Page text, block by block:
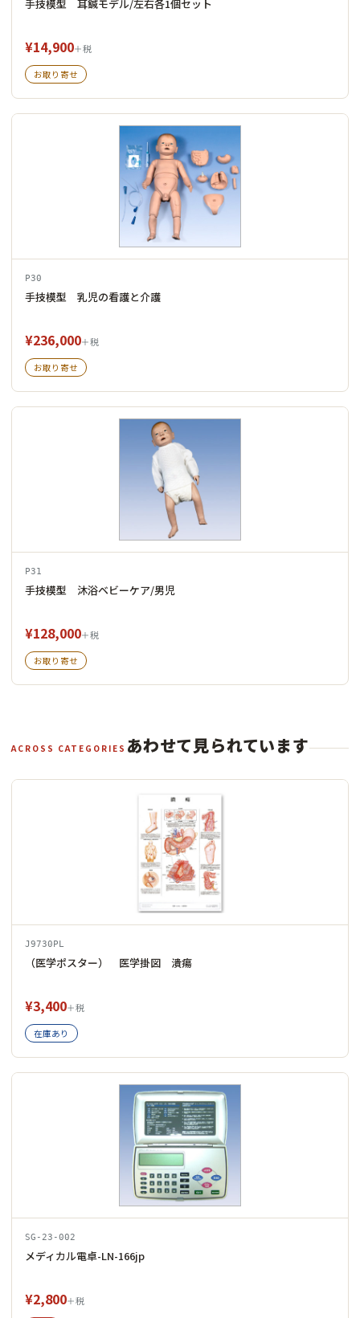
手技模型 耳鍼モデル/左右各1個セット
¥14,900＋税
お取り寄せ
P30
手技模型 乳児の看護と介護
¥236,000＋税
お取り寄せ
P31
手技模型 沐浴ベビーケア/男児
¥128,000＋税
お取り寄せ
ACROSS CATEGORIES あわせて見られています
J9730PL
（医学ポスター） 医学掛図 潰瘍
¥3,400＋税
在庫あり
SG-23-002
メディカル電卓-LN-166jp
¥2,800＋税